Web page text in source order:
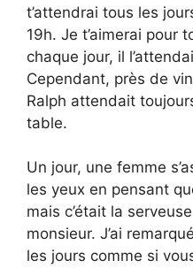
t’attendrai tous les
19h. Je t’aimerai pour
chaque jour, il
Cependant, près de
Ralph attendait
table.
Un jour, une femme
les yeux en pensant
mais c’était la
monsieur. J’ai
les jours comme si